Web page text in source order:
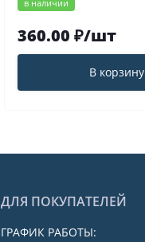
360.00 ₽/шт
В корзину
ДЛЯ ПОКУПАТЕЛЕЙ
ГРАФИК РАБОТЫ: